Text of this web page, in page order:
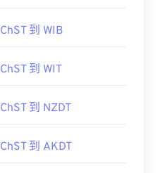
ChST 到 WIB
ChST 到 WIT
ChST 到 NZDT
ChST 到 AKDT